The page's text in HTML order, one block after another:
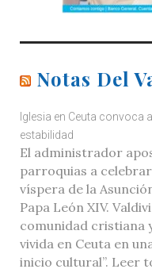
Notas Del
Iglesia en Ceuta convoca
estabilidad
El administrador
parroquias a
víspera de la
Papa León XIV.
comunidad cristiana
vivida en Ceuta en
inicio cultural”. Leer